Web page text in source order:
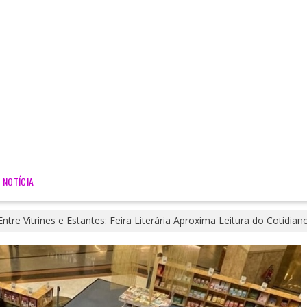
NOTÍCIA
Vitrines e Estantes: Feira Literária Aproxima Leitura do